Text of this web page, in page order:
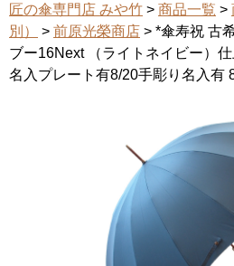
匠の傘専門店 みや竹 > 商品一覧 >
別）
> 前原光榮商店 > *傘寿祝 古
ブー16Next （ライトネイビー）
名入プレート有8/20手彫り名入有